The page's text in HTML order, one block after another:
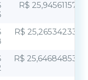
R$ 25,94561157
R$ 25,26534233
R$ 25,64684853